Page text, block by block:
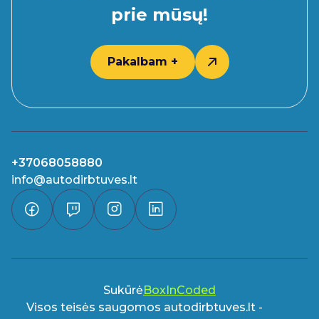
prie mūsų!
Pakalbam +
+37068058880
info@autodirbtuves.lt
SukūrėBoxInCoded
Visos teisės saugomos autodirbtuves.lt -